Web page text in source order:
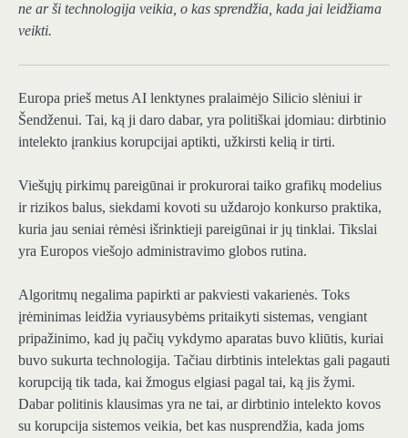
ne ar ši technologija veikia, o kas sprendžia, kada jai leidžiama
veikti.
Europa prieš metus AI lenktynes ​​pralaimėjo Silicio slėniui ir
Šendženui. Tai, ką ji daro dabar, yra politiškai įdomiau: dirbtinio
intelekto įrankius korupcijai aptikti, užkirsti kelią ir tirti.
Viešųjų pirkimų pareigūnai ir prokurorai taiko grafikų modelius
ir rizikos balus, siekdami kovoti su uždarojo konkurso praktika,
kuria jau seniai rėmėsi išrinktieji pareigūnai ir jų tinklai. Tikslai
yra Europos viešojo administravimo globos rutina.
Algoritmų negalima papirkti ar pakviesti vakarienės. Toks
įrėminimas leidžia vyriausybėms pritaikyti sistemas, vengiant
pripažinimo, kad jų pačių vykdymo aparatas buvo kliūtis, kuriai
buvo sukurta technologija. Tačiau dirbtinis intelektas gali pagauti
korupciją tik tada, kai žmogus elgiasi pagal tai, ką jis žymi.
Dabar politinis klausimas yra ne tai, ar dirbtinio intelekto kovos
su korupcija sistemos veikia, bet kas nusprendžia, kada joms